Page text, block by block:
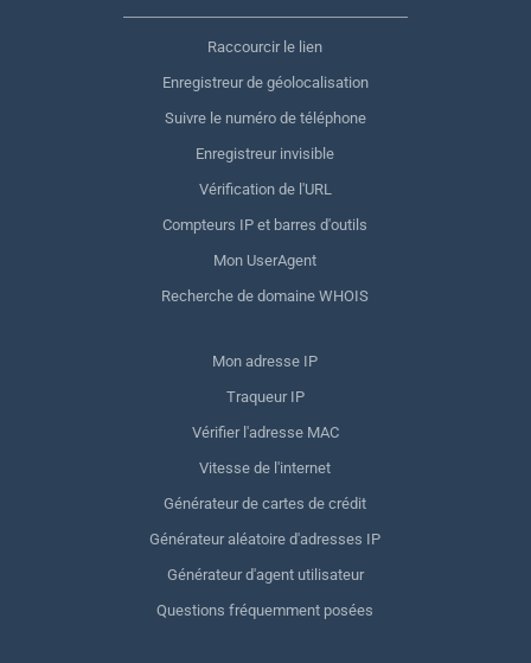
Raccourcir le lien
Enregistreur de géolocalisation
Suivre le numéro de téléphone
Enregistreur invisible
Vérification de l'URL
Compteurs IP et barres d'outils
Mon UserAgent
Recherche de domaine WHOIS
Mon adresse IP
Traqueur IP
Vérifier l'adresse MAC
Vitesse de l'internet
Générateur de cartes de crédit
Générateur aléatoire d'adresses IP
Générateur d'agent utilisateur
Questions fréquemment posées